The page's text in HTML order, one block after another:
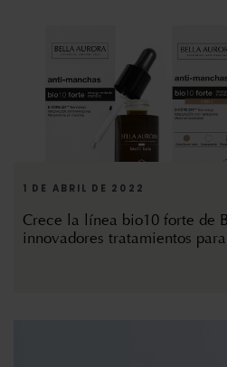
1 DE ABRIL DE 2022
Crece la línea bio10 forte de
innovadores tratamientos